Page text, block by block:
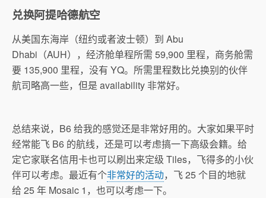
兑换阿提哈德航空
从美国东海岸（纽约或者波士顿）到 Abu
Dhabi（AUH），经济舱单程所需 59,900 里程，商务舱需
要 135,900 里程，没有 YQ。所需里程数比兑换别的伙伴
航司略高一些，但是 availability 非常好。
总结来说，B6 给我的感觉还是非常好用的。大家如果平时
经常能飞 B6 的航线，还是可以考虑搞一下高级会籍。给
定它家联名信用卡也可以刷出来定级 Tiles，飞得多的小伙
伴可以考虑。最近有个非常好的活动，飞 25 个目的地就
给 25 年 Mosaic 1，也可以考虑一下。